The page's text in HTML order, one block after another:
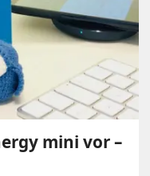
mini vor –